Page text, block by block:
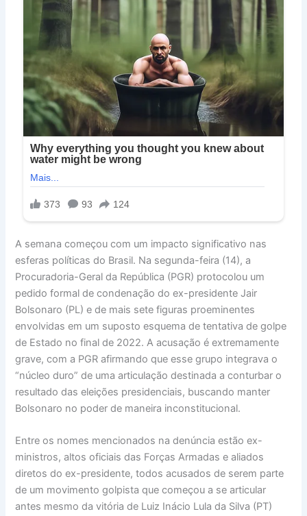
A semana começou com um impacto significativo nas
esferas políticas do Brasil. Na segunda-feira (14), a
Procuradoria-Geral da República (PGR) protocolou um
pedido formal de condenação do ex-presidente Jair
Bolsonaro (PL) e de mais sete figuras proeminentes
envolvidas em um suposto esquema de tentativa de golpe
de Estado no final de 2022. A acusação é extremamente
grave, com a PGR afirmando que esse grupo integrava o
“núcleo duro” de uma articulação destinada a conturbar o
resultado das eleições presidenciais, buscando manter
Bolsonaro no poder de maneira inconstitucional.
Entre os nomes mencionados na denúncia estão ex-
ministros, altos oficiais das Forças Armadas e aliados
diretos do ex-presidente, todos acusados de serem parte
de um movimento golpista que começou a se articular
antes mesmo da vitória de Luiz Inácio Lula da Silva (PT)